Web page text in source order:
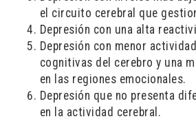
el circuito cerebral que
Depresión con una alta
Depresión con menor
cognitivas del cerebro y una
en las regiones emocionales.
Depresión que no presenta
en la actividad cerebral.